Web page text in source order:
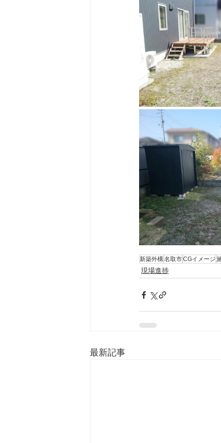
新築外構名取市CGイメージ
現場進捗
最新記事